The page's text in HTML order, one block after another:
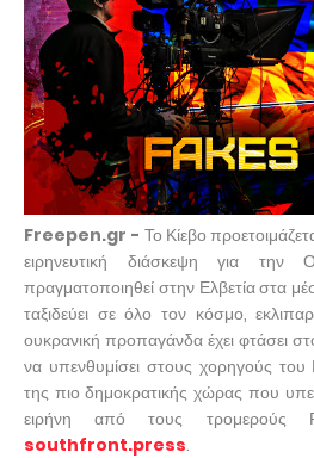
Freepen.gr - Το Κίεβο
ειρηνευτική διάσκεψη για
πραγματοποιηθεί στην Ελβετία στα
ταξιδεύει σε όλο τον κόσμο,
ουκρανική προπαγάνδα έχει φτάσει
να υπενθυμίσει στους χορηγούς του
της πιο δημοκρατικής χώρας που
ειρήνη από τους τρομερούς
southfront.press.